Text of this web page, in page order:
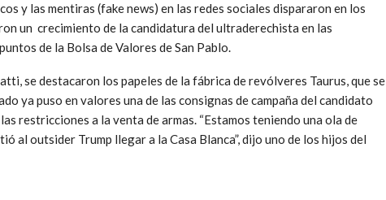
y las mentiras (fake news) en las redes sociales dispararon en los
un crecimiento de la candidatura del ultraderechista en las
de la Bolsa de Valores de San Pablo.
se destacaron los papeles de la fábrica de revólveres Taurus, que se
ya puso en valores una de las consignas de campaña del candidato
restricciones a la venta de armas. “Estamos teniendo una ola de
al outsider Trump llegar a la Casa Blanca”, dijo uno de los hijos del